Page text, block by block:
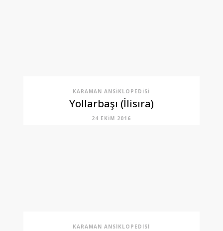
KARAMAN ANSIKLOPEDISI
Yollarbaşı (İlisıra)
24 EKIM 2016
KARAMAN ANSIKLOPEDISI